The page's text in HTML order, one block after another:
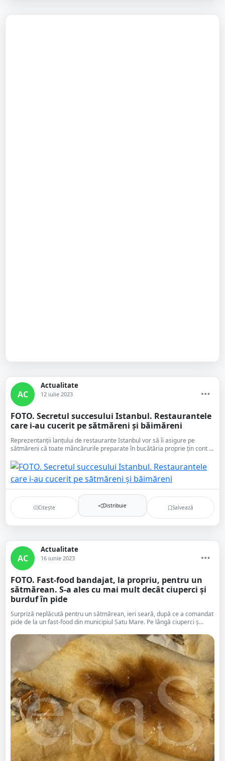
AC
Actualitate
12 iulie 2023
FOTO. Secretul succesului Istanbul. Restaurantele
care i-au cucerit pe sătmăreni și băimăreni
Reprezentanții lanțului de restaurante Istanbul vor să îi asigure pe
sătmăreni că toate mâncărurile preparate în bucătăria proprie țin cont ...
Citește Distribuie Salvează
AC
Actualitate
16 iunie 2023
FOTO. Fast-food bandajat, la propriu, pentru un
sătmărean. S-a ales cu mai mult decât ciuperci și
burduf în pide
Surpriză neplăcută pentru un sătmărean, ieri seară, după ce a comandat
pide de la un fast-food din municipiul Satu Mare. Pe lângă ciuperci ș...